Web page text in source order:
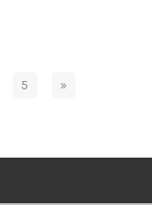
5 »